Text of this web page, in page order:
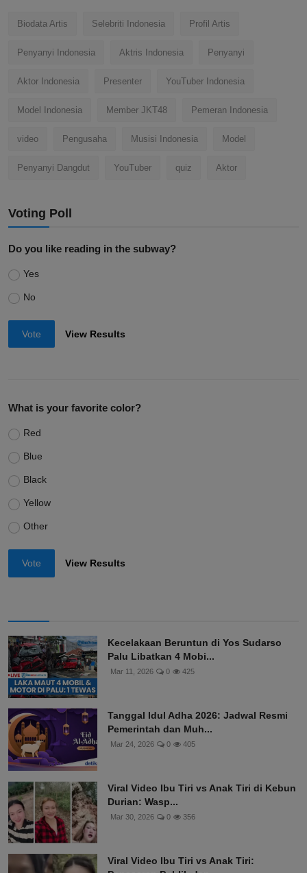
Biodata Artis Selebriti Indonesia Profil Artis
Penyanyi Indonesia Aktris Indonesia Penyanyi
Aktor Indonesia Presenter YouTuber Indonesia
Model Indonesia Member JKT48 Pemeran Indonesia
video Pengusaha Musisi Indonesia Model
Penyanyi Dangdut YouTuber quiz Aktor
Voting Poll
Do you like reading in the subway?
Yes
No
Vote View Results
What is your favorite color?
Red
Blue
Black
Yellow
Other
Vote View Results
Kecelakaan Beruntun di Yos Sudarso
Palu Libatkan 4 Mobi...
Mar 11, 2026 0 425
Tanggal Idul Adha 2026: Jadwal Resmi
Pemerintah dan Muh...
Mar 24, 2026 0 405
Viral Video Ibu Tiri vs Anak Tiri di Kebun
Durian: Wasp...
Mar 30, 2026 0 356
Viral Video Ibu Tiri vs Anak Tiri: